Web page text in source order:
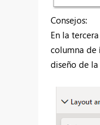
Consejos:
En la
columna de
diseño de